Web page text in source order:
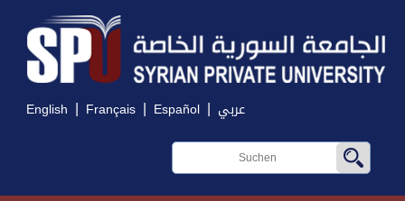
English | Français | Español | عربي